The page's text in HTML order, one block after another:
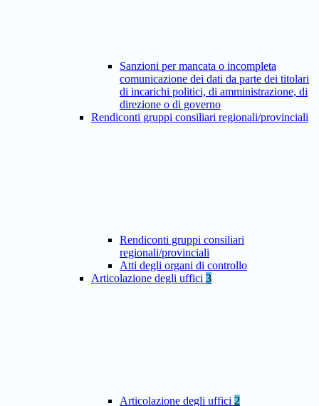
Sanzioni per mancata o incompleta
comunicazione dei dati da parte dei titolari
di incarichi politici, di amministrazione, di
direzione o di governo
Rendiconti gruppi consiliari regionali/provinciali
Rendiconti gruppi consiliari
regionali/provinciali
Atti degli organi di controllo
Articolazione degli uffici 3
Articolazione degli uffici 2